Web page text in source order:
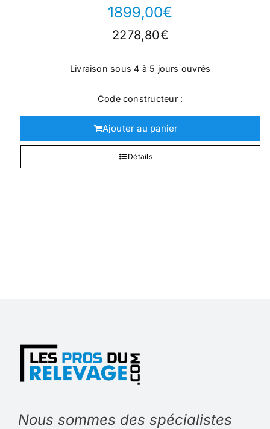
1899,00€
2278,80€
Livraison sous 4 à 5 jours ouvrés
Code constructeur :
Ajouter au panier
Détails
Nous sommes des spécialistes